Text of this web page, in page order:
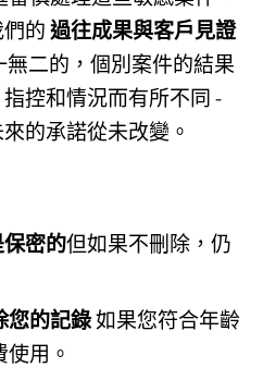
的過往成果與客戶見證
二的，個別案件的結果
控和情況而有所不同 -
的承諾從未改變。
密的但如果不刪除，仍
您的記錄如果您符合年齡
用。